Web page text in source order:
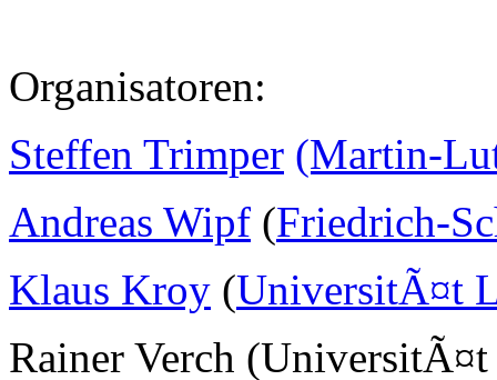
Organisatoren:
Steffen Trimper (Martin-
Andreas Wipf (Friedrich-
Klaus Kroy (UniversitÃ¤t
Rainer Verch